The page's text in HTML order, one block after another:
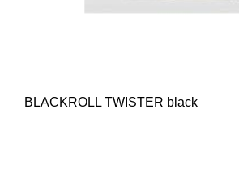
BLACKROLL TWISTER black